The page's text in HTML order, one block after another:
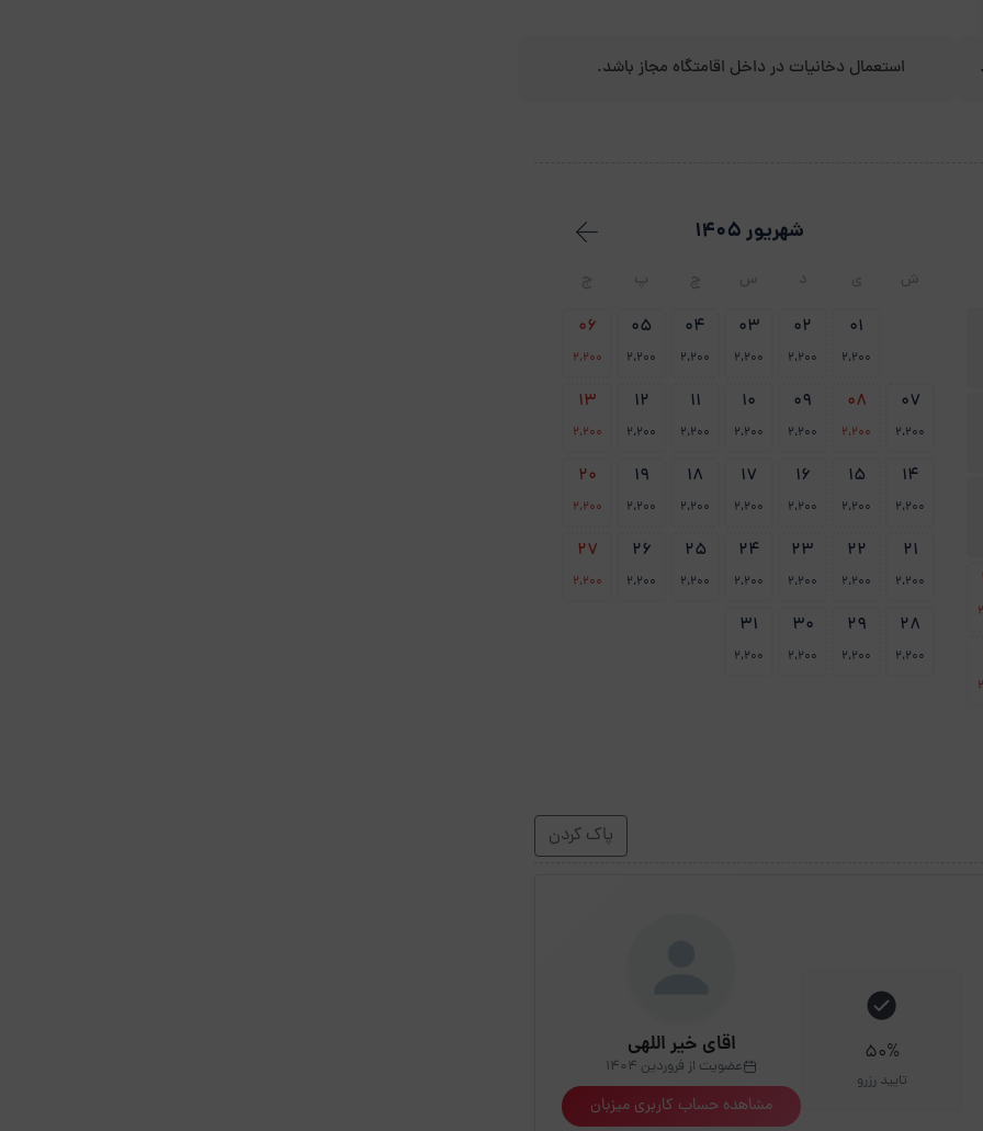
استعمال دخانیات در داخل اقامتگاه مجاز باشد.
شهریور 1405
ش ی د س چ پ ج
01
2،200
02
2،200
03
2،200
04
2،200
05
2،200
06
2،200
07
2،200
08
2،200
09
2،200
10
2،200
11
2،200
12
2،200
13
2،200
14
2،200
15
2،200
16
2،200
17
2،200
18
2،200
19
2،200
20
2،200
21
2،200
22
2،200
23
2،200
24
2،200
25
2،200
26
2،200
27
2،200
28
2،200
29
2،200
30
2،200
31
2،200
پاک کردن
اقای خیر اللهی
عضویت از فروردین 1404
مشاهده حساب کاربری میزبان
50%
تایید رزرو